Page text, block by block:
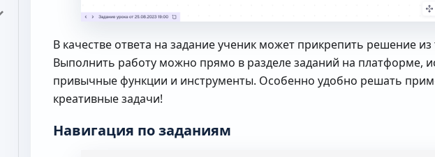
В качестве ответа на задание ученик может прикрепить решение из
Выполнить работу можно прямо в разделе заданий на платформе,
привычные функции и инструменты. Особенно удобно решать
креативные задачи!
Навигация по заданиям